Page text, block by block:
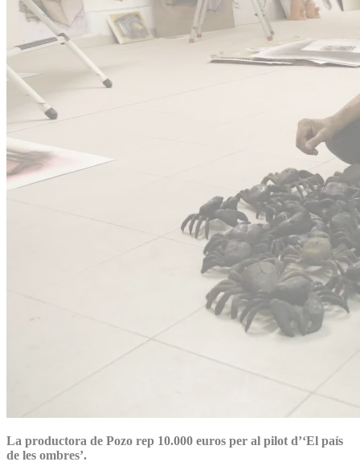
La productora de Pozo rep 10.000 euros per al pilot d’‘El país
de les ombres’.